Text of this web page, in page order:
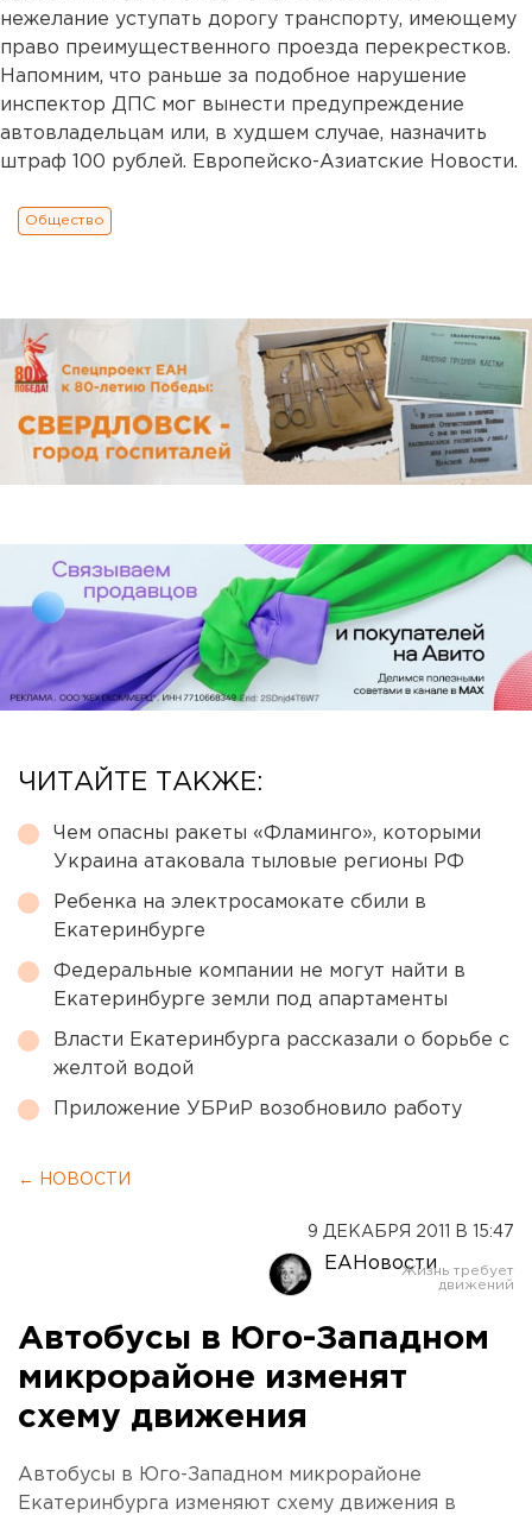
нежелание уступать дорогу транспорту, имеющему
право преимущественного проезда перекрестков.
Напомним, что раньше за подобное нарушение
инспектор ДПС мог вынести предупреждение
автовладельцам или, в худшем случае, назначить
штраф 100 рублей. Европейско-Азиатские Новости.
Общество
ЧИТАЙТЕ ТАКЖЕ:
Чем опасны ракеты «Фламинго», которыми
Украина атаковала тыловые регионы РФ
Ребенка на электросамокате сбили в
Екатеринбурге
Федеральные компании не могут найти в
Екатеринбурге земли под апартаменты
Власти Екатеринбурга рассказали о борьбе с
желтой водой
Приложение УБРиР возобновило работу
← НОВОСТИ
9 ДЕКАБРЯ 2011 В 15:47
ЕАНовости
Автобусы в Юго-Западном
микрорайоне изменят
схему движения
Автобусы в Юго-Западном микрорайоне
Екатеринбурга изменяют схему движения в